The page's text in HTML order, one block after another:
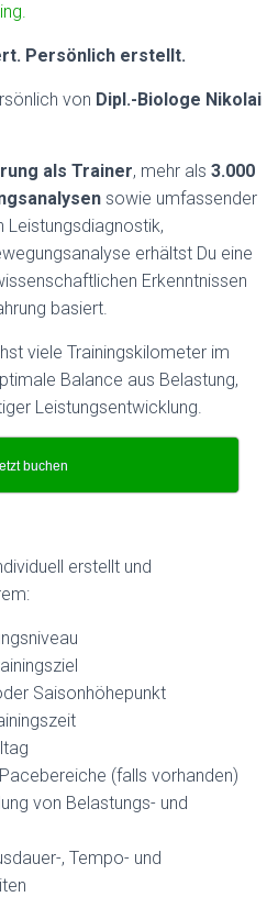
Persönlich erstellt.
von Dipl.-Biologe Nikolai
als Trainer, mehr als 3.000
sowie umfassender
Leistungsdiagnostik,
erhältst Du eine
Erkenntnissen
basiert.
viele Trainingskilometer im
Balance aus Belastung,
Leistungsentwicklung.
buchen
erstellt und
Saisonhöhepunkt
(falls vorhanden)
von Belastungs- und
, Tempo- und